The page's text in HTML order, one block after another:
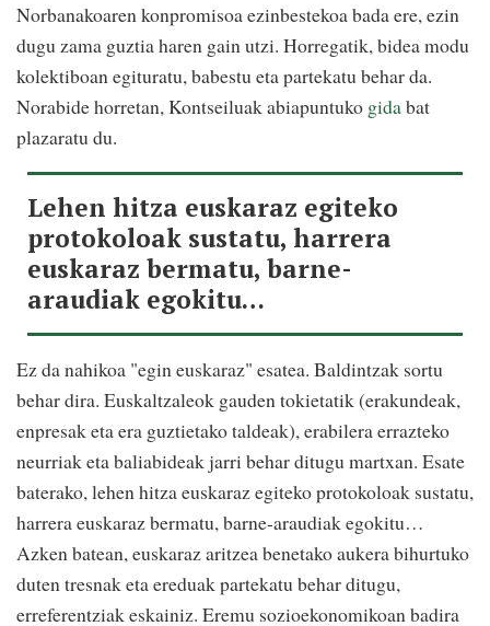
Norbanakoaren konpromisoa ezinbestekoa bada ere, ezin
dugu zama guztia haren gain utzi. Horregatik, bidea modu
kolektiboan egituratu, babestu eta partekatu behar da.
Norabide horretan, Kontseiluak abiapuntuko gidabat
plazaratu du.
Lehen hitza euskaraz egiteko
protokoloak sustatu, harrera
euskaraz bermatu, barne-
araudiak egokitu…
Ez da nahikoa "egin euskaraz" esatea. Baldintzak sortu
behar dira. Euskaltzaleok gauden tokietatik (erakundeak,
enpresak eta era guztietako taldeak), erabilera errazteko
neurriak eta baliabideak jarri behar ditugu martxan. Esate
baterako, lehen hitza euskaraz egiteko protokoloak sustatu,
harrera euskaraz bermatu, barne-araudiak egokitu…
Azken batean, euskaraz aritzea benetako aukera bihurtuko
duten tresnak eta ereduak partekatu behar ditugu,
erreferentziak eskainiz. Eremu sozioekonomikoan badira